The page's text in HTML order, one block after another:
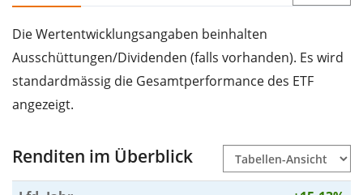
Die Wertentwicklungsangaben beinhalten
Ausschüttungen/Dividenden (falls vorhanden). Es wird
standardmässig die Gesamtperformance des ETF
angezeigt.
Renditen im Überblick